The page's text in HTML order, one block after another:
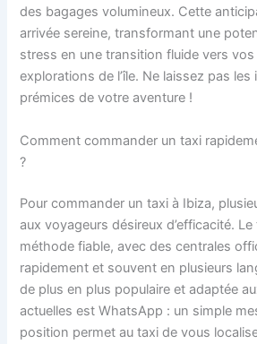
des bagages volumineux. Cette
arrivée sereine, transformant une
stress en une transition fluide vers vos
explorations de l’île. Ne laissez pas
prémices de votre aventure !
Comment commander un taxi
?
Pour commander un taxi à Ibiza,
aux voyageurs désireux d’efficacité.
méthode fiable, avec des centrales
rapidement et souvent en plusieurs
de plus en plus populaire et adaptée
actuelles est WhatsApp : un simple
position permet au taxi de vous